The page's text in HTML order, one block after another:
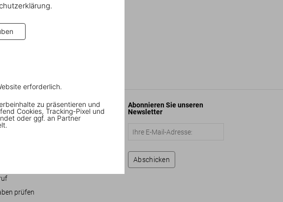
erforderlich.
zu präsentieren und
Cookies, Tracking-Pixel und
oder ggf. an Partner
prüfen
Abonnieren Sie unseren
Newsletter
Abschicken